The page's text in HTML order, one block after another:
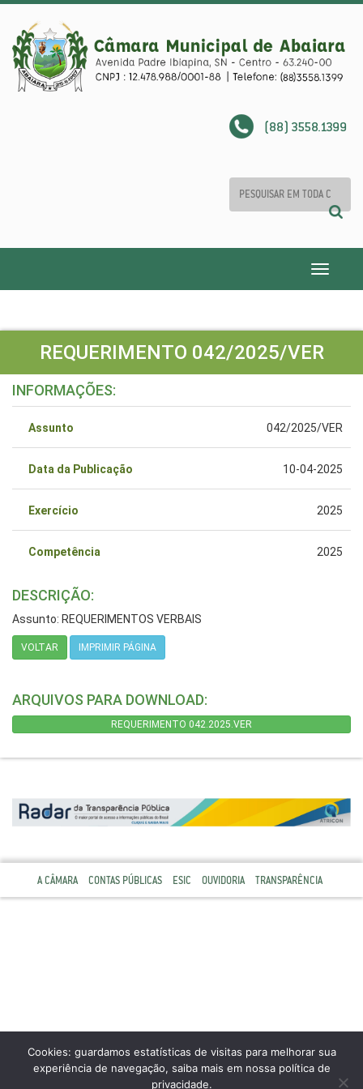
(88) 3558.1399
Toggle
REQUERIMENTO 042/2025/VER
INFORMAÇÕES:
Assunto 042/2025/VER
Data da Publicação 10-04-2025
Exercício 2025
Competência 2025
DESCRIÇÃO:
Assunto: REQUERIMENTOS VERBAIS
VOLTAR IMPRIMIR PÁGINA
ARQUIVOS PARA DOWNLOAD:
REQUERIMENTO 042.2025.VER
A CÂMARA CONTAS PÚBLICAS ESIC OUVIDORIA TRANSPARÊNCIA
Cookies: guardamos estatísticas de visitas para melhorar sua
experiência de navegação, saiba mais em nossa política de
privacidade.